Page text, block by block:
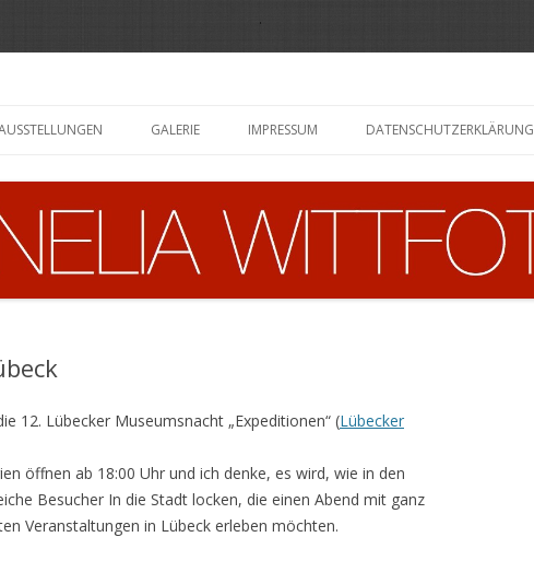
Inhalt
GALERIE IMPRESSUM DATENSCHUTZERKLÄRUNG
12. Lübecker Museumsnacht „Expeditionen“ (Lübecker
öffnen ab 18:00 Uhr und ich denke, es wird, wie in den
Besucher In die Stadt locken, die einen Abend mit ganz
Veranstaltungen in Lübeck erleben möchten.